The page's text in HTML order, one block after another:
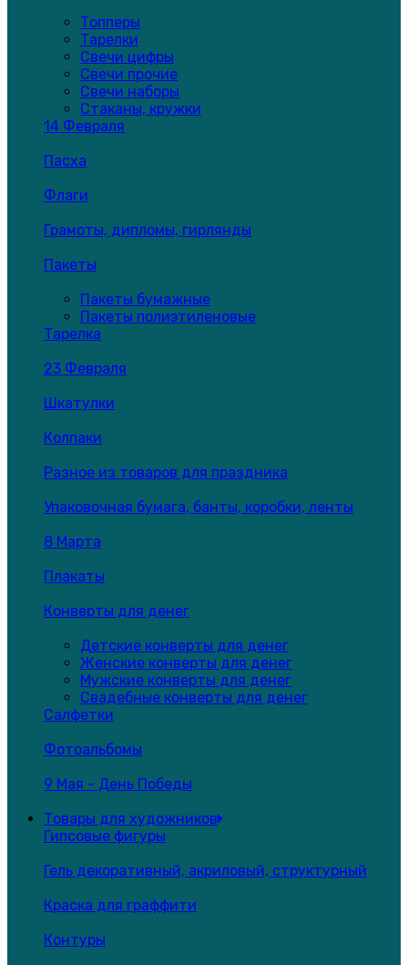
Топперы
Тарелки
Свечи цифры
Свечи прочие
Свечи наборы
Стаканы, кружки
14 Февраля
Пасха
Флаги
Грамоты, дипломы, гирлянды
Пакеты
Пакеты бумажные
Пакеты полиэтиленовые
Тарелка
23 Февраля
Шкатулки
Колпаки
Разное из товаров для праздника
Упаковочная бумага, банты, коробки, ленты
8 Марта
Плакаты
Конверты для денег
Детские конверты для денег
Женские конверты для денег
Мужские конверты для денег
Свадебные конверты для денег
Салфетки
Фотоальбомы
9 Мая - День Победы
Товары для художников
Гипсовые фигуры
Гель декоративный, акриловый, структурный
Краска для граффити
Контуры